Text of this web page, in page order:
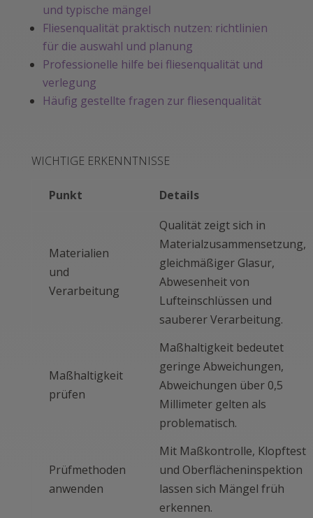
und typische mängel
Fliesenqualität praktisch nutzen: richtlinien
für die auswahl und planung
Professionelle hilfe bei fliesenqualität und
verlegung
Häufig gestellte fragen zur fliesenqualität
WICHTIGE ERKENNTNISSE
Punkt Details
Materialien
und
Verarbeitung
Qualität zeigt sich in
Materialzusammensetzung,
gleichmäßiger Glasur,
Abwesenheit von
Lufteinschlüssen und
sauberer Verarbeitung.
Maßhaltigkeit
prüfen
Maßhaltigkeit bedeutet
geringe Abweichungen,
Abweichungen über 0,5
Millimeter gelten als
problematisch.
Prüfmethoden
anwenden
Mit Maßkontrolle, Klopftest
und Oberflächeninspektion
lassen sich Mängel früh
erkennen.